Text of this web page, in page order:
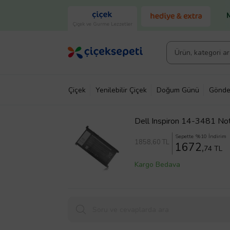
Çiçek ve Gurme Lezzetler
Çiçek Yenilebilir Çiçek Doğum Günü
Dell Inspiron 14-3481
1858,60 TL
Sepette %10 İndirim
1672,74 TL
Kargo Bedava